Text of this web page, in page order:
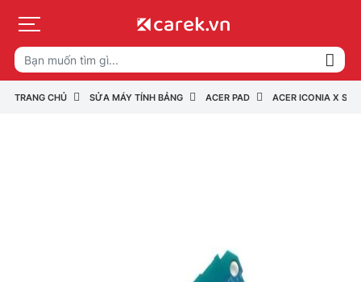
TRANG CHỦ SỬA MÁY TÍNH BẢNG ACER PAD ACER ICONIA X